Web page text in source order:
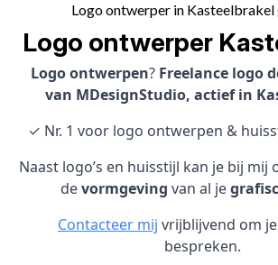
Logo ontwerper in Kasteelbrakel
Logo ontwerper
Logo ontwerpen? Freelance logo
van MDesignStudio, actief in
✓ Nr. 1 voor logo ontwerpen &
Naast logo’s en huisstijl kan je bij
devormgeving van al je
Contacteer mij vrijblijvend om
bespreken.